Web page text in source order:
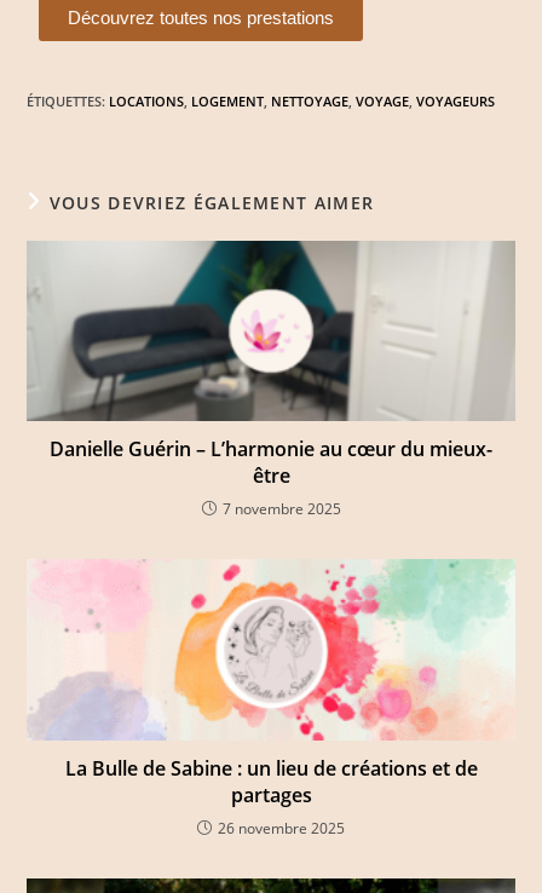
Découvrez toutes nos prestations
ÉTIQUETTES: LOCATIONS, LOGEMENT, NETTOYAGE, VOYAGE, VOYAGEURS
VOUS DEVRIEZ ÉGALEMENT AIMER
Danielle Guérin – L’harmonie au cœur du mieux-
être
7 novembre 2025
La Bulle de Sabine : un lieu de créations et de
partages
26 novembre 2025